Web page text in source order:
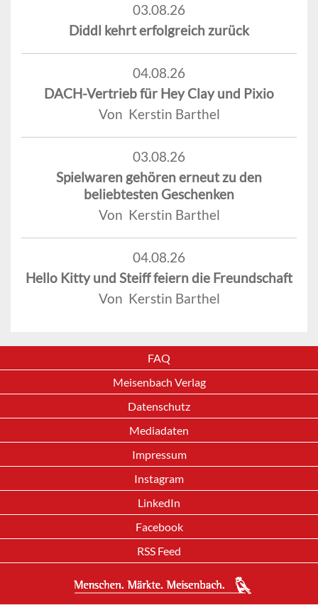
03.08.26
Diddl kehrt erfolgreich zurück
04.08.26
DACH-Vertrieb für Hey Clay und Pixio
Von Kerstin Barthel
03.08.26
Spielwaren gehören erneut zu den
beliebtesten Geschenken
Von Kerstin Barthel
04.08.26
Hello Kitty und Steiff feiern die Freundschaft
Von Kerstin Barthel
FAQ
Meisenbach Verlag
Datenschutz
Mediadaten
Impressum
Instagram
LinkedIn
Facebook
RSS Feed